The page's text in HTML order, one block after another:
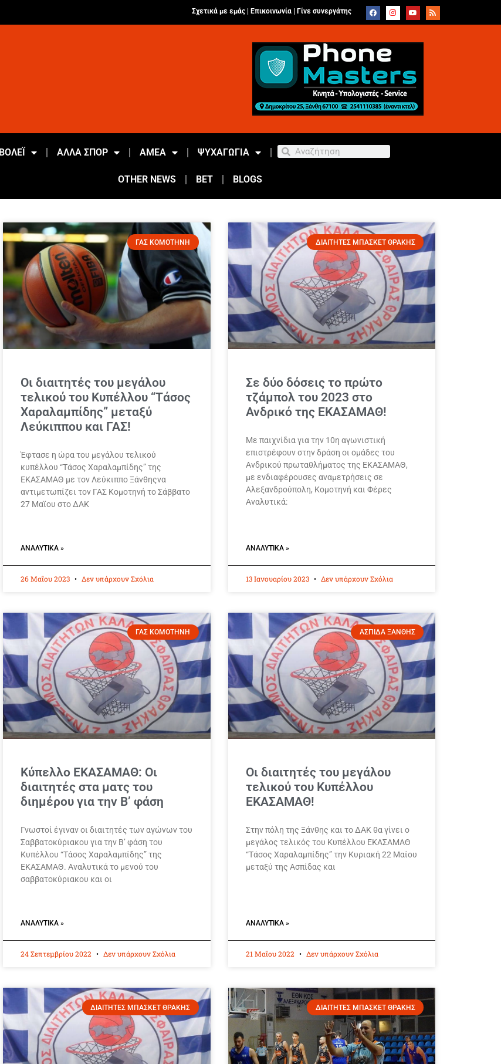
Σχετικά με εμάς | Επικοινωνία Γίνε συνεργάτης
ΒΟΛΕΪ ΑΛΛΑ ΣΠΟΡ ΑΜΕΑ ΨΥΧΑΓΩΓΙΑ
OTHER NEWS BET BLOGS
ΓΑΣ ΚΟΜΟΤΗΝΗ
Οι διαιτητές του μεγάλου
τελικού του Κυπέλλου “Τάσος
Χαραλαμπίδης” μεταξύ
Λεύκιππου και ΓΑΣ!
Έφτασε η ώρα του μεγάλου τελικού
κυπέλλου “Τάσος Χαραλαμπίδης” της
ΕΚΑΣΑΜΑΘ με τον Λεύκιππο Ξάνθηςνα
αντιμετωπίζει τον ΓΑΣ Κομοτηνή το Σάββατο
27 Μαϊου στο ΔΑΚ
ΑΝΑΛΥΤΙΚΆ »
26 Μαΐου 2023 Δεν υπάρχουν Σχόλια
ΔΙΑΙΤΗΤΕΣ ΜΠΑΣΚΕΤ ΘΡΑΚΗΣ
Σε δύο δόσεις το πρώτο
τζάμπολ του 2023 στο
Ανδρικό της ΕΚΑΣΑΜΑΘ!
Με παιχνίδια για την 10η αγωνιστική
επιστρέφουν στην δράση οι ομάδες του
Ανδρικού πρωταθλήματος της ΕΚΑΣΑΜΑΘ,
με ενδιαφέρουσες αναμετρήσεις σε
Αλεξανδρούπολη, Κομοτηνή και Φέρες
Αναλυτικά:
ΑΝΑΛΥΤΙΚΆ »
13 Ιανουαρίου 2023 Δεν υπάρχουν Σχόλια
ΓΑΣ ΚΟΜΟΤΗΝΗ
Κύπελλο ΕΚΑΣΑΜΑΘ: Οι
διαιτητές στα ματς του
διημέρου για την Β’ φάση
Γνωστοί έγιναν οι διαιτητές των αγώνων του
Σαββατοκύριακου για την Β’ φάση του
Κυπέλλου “Τάσος Χαραλαμπίδης” της
ΕΚΑΣΑΜΑΘ. Αναλυτικά το μενού του
σαββατοκύριακου και οι
ΑΝΑΛΥΤΙΚΆ »
24 Σεπτεμβρίου 2022 Δεν υπάρχουν Σχόλια
ΑΣΠΙΔΑ ΞΑΝΘΗΣ
Οι διαιτητές του μεγάλου
τελικού του Κυπέλλου
ΕΚΑΣΑΜΑΘ!
Στην πόλη της Ξάνθης και το ΔΑΚ θα γίνει ο
μεγάλος τελικός του Κυπέλλου ΕΚΑΣΑΜΑΘ
“Τάσος Χαραλαμπίδης” την Κυριακή 22 Μαίου
μεταξύ της Ασπίδας και
ΑΝΑΛΥΤΙΚΆ »
21 Μαΐου 2022 Δεν υπάρχουν Σχόλια
ΔΙΑΙΤΗΤΕΣ ΜΠΑΣΚΕΤ ΘΡΑΚΗΣ ΔΙΑΙΤΗΤΕΣ ΜΠΑΣΚΕΤ ΘΡΑΚΗΣ